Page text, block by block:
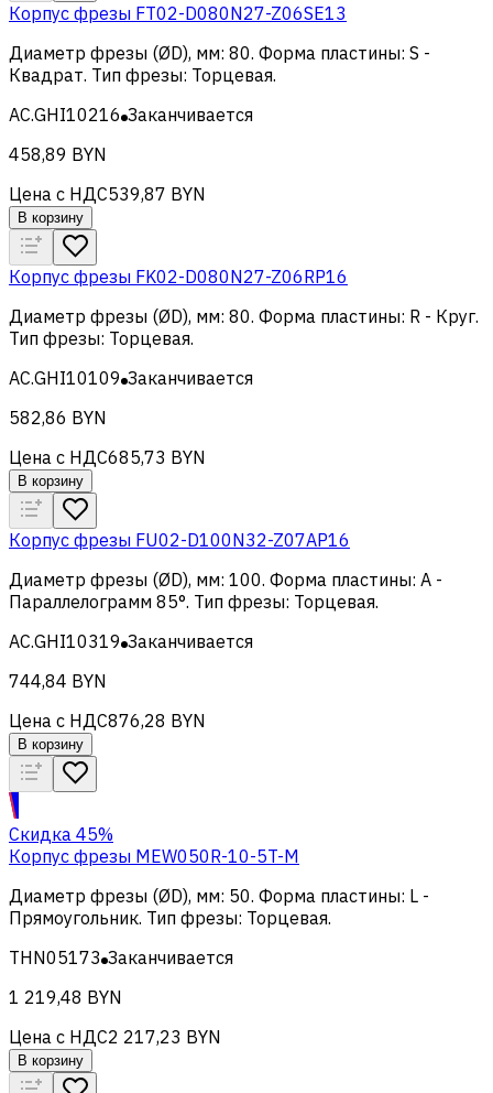
Корпус фрезы FT02-D080N27-Z06SE13
Диаметр фрезы (ØD), мм: 80. Форма пластины: S -
Квадрат. Тип фрезы: Торцевая.
AC.GHI10216 Заканчивается
458,89 BYN
Цена с НДС539,87 BYN
В корзину
Корпус фрезы FK02-D080N27-Z06RP16
Диаметр фрезы (ØD), мм: 80. Форма пластины: R - Круг.
Тип фрезы: Торцевая.
AC.GHI10109 Заканчивается
582,86 BYN
Цена с НДС685,73 BYN
В корзину
Корпус фрезы FU02-D100N32-Z07AP16
Диаметр фрезы (ØD), мм: 100. Форма пластины: A -
Параллелограмм 85°. Тип фрезы: Торцевая.
AC.GHI10319 Заканчивается
744,84 BYN
Цена с НДС876,28 BYN
В корзину
Скидка 45%
Корпус фрезы MEW050R-10-5T-M
Диаметр фрезы (ØD), мм: 50. Форма пластины: L -
Прямоугольник. Тип фрезы: Торцевая.
THN05173 Заканчивается
1 219,48 BYN
Цена с НДС2 217,23 BYN
В корзину